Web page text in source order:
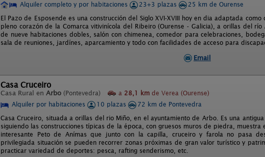
Alquiler completo y por habitaciones
23+3 plazas
25 km de Ourense
El Pazo de Esposende es una construcción del Siglo XVI-XVIII hoy en dia adaptada
pleno corazón de la Comarca vitivinícola del Ribeiro (Ourense - Galicia), a orillas del
de nueve habitaciones dobles, salón con chimenea, comedor para celebraciones,
sala de reuniones, jardínes, aparcamiento y todo con facilidades de acceso para
Email
Casa Cruceiro
Casa Rural en Arbo (Pontevedra) a 28,1 km de Verea (Ourense)
Alquiler por habitaciones
10 plazas
72 km de Pontevedra
Casa Cruceiro, situada a orillas del rio Miño, en el ayuntamiento de Arbo. Es una
siguiendo las construcciones típicas de la época, con gruesos muros de piedra,
interesante Peto de Anímas que junto con la capilla, cruceiro y farola no pasa
privilegiada situación se pueden recorrer zonas próximas de gran valor turístico y
practicar variedad de deportes: pesca, rafting senderismo, etc.